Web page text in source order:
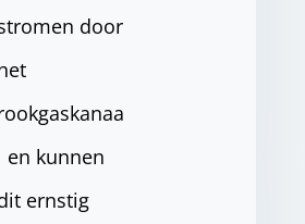
door
en kunnen
ernstig